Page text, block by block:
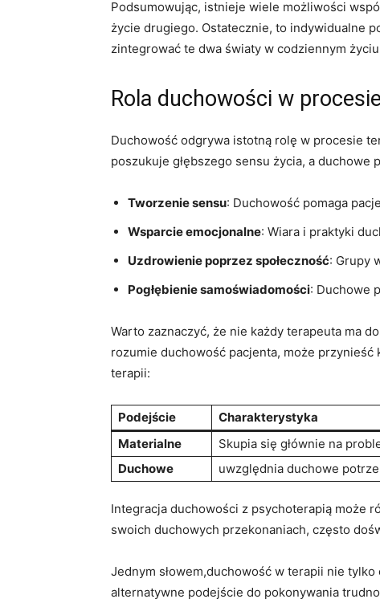
Podsumowując, istnieje wiele możliwości
życie drugiego. Ostatecznie, to indywidualne
zintegrować te dwa światy w codziennym
Rola duchowości w
Duchowość odgrywa istotną rolę w procesie
poszukuje głębszego sensu życia, a
Tworzenie sensu: Duchowość pomaga
Wsparcie emocjonalne: Wiara i praktyki
Uzdrowienie poprzez społeczność: Grupy
Pogłębienie samoświadomości: Duchowe
Warto zaznaczyć, że nie każdy terapeuta ma
rozumie duchowość pacjenta, może
terapii:
Podejście
Charakterystyka
Materialne
Skupia się głównie na
Duchowe
uwzględnia duchowe
Integracja duchowości z psychoterapią może
swoich duchowych przekonaniach, często
Jednym słowem,duchowość w terapii nie
alternatywne podejście do pokonywania